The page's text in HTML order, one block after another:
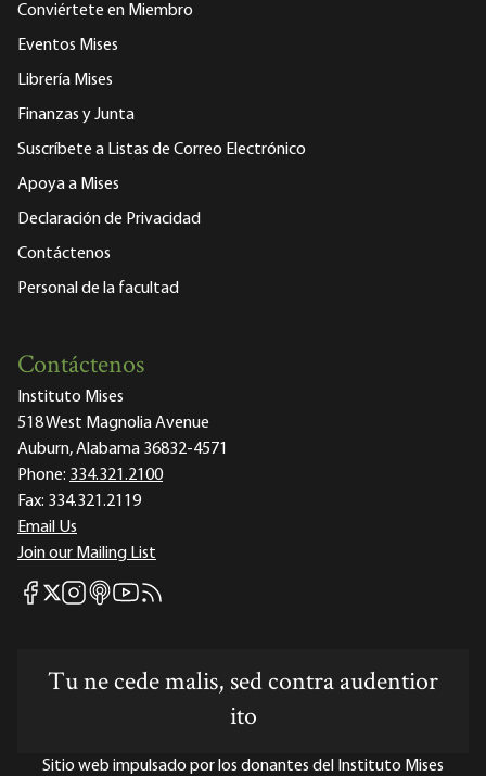
Conviértete en Miembro
Eventos Mises
Librería Mises
Finanzas y Junta
Suscríbete a Listas de Correo Electrónico
Apoya a Mises
Declaración de Privacidad
Contáctenos
Personal de la facultad
Contáctenos
Instituto Mises
518 West Magnolia Avenue
Auburn, Alabama 36832-4571
Phone: 334.321.2100
Fax: 334.321.2119
Email Us
Join our Mailing List
Mises Facebook
Mises X
Mises Instagram
Mises itunes
Mises Youtube
Mises RSS feed
Tu ne cede malis, sed contra audentior
ito
Sitio web impulsado por los donantes del Instituto Mises